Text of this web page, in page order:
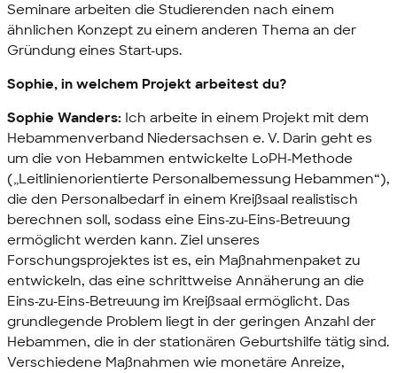
Seminare arbeiten die Studierenden nach einem
ähnlichen Konzept zu einem anderen Thema an der
Gründung eines Start-ups.
Sophie, in welchem Projekt arbeitest du?
Sophie Wanders: Ich arbeite in einem Projekt mit dem
Hebammenverband Niedersachsen e. V. Darin geht es
um die von Hebammen entwickelte LoPH-Methode
(„Leitlinienorientierte Personalbemessung Hebammen“),
die den Personalbedarf in einem Kreißsaal realistisch
berechnen soll, sodass eine Eins-zu-Eins-Betreuung
ermöglicht werden kann. Ziel unseres
Forschungsprojektes ist es, ein Maßnahmenpaket zu
entwickeln, das eine schrittweise Annäherung an die
Eins-zu-Eins-Betreuung im Kreißsaal ermöglicht. Das
grundlegende Problem liegt in der geringen Anzahl der
Hebammen, die in der stationären Geburtshilfe tätig sind.
Verschiedene Maßnahmen wie monetäre Anreize,